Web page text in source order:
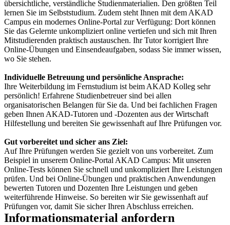
übersichtliche, verständliche Studienmaterialien. Den größten Teil
lernen Sie im Selbststudium. Zudem steht Ihnen mit dem AKAD
Campus ein modernes Online-Portal zur Verfügung: Dort können
Sie das Gelernte unkompliziert online vertiefen und sich mit Ihren
Mitstudierenden praktisch austauschen. Ihr Tutor korrigiert Ihre
Online-Übungen und Einsendeaufgaben, sodass Sie immer wissen,
wo Sie stehen.
Individuelle Betreuung und persönliche Ansprache:
Ihre Weiterbildung im Fernstudium ist beim AKAD Kolleg sehr
persönlich! Erfahrene Studienbetreuer sind bei allen
organisatorischen Belangen für Sie da. Und bei fachlichen Fragen
geben Ihnen AKAD-Tutoren und -Dozenten aus der Wirtschaft
Hilfestellung und bereiten Sie gewissenhaft auf Ihre Prüfungen vor.
Gut vorbereitet und sicher ans Ziel:
Auf Ihre Prüfungen werden Sie gezielt von uns vorbereitet. Zum
Beispiel in unserem Online-Portal AKAD Campus: Mit unseren
Online-Tests können Sie schnell und unkompliziert Ihre Leistungen
prüfen. Und bei Online-Übungen und praktischen Anwendungen
bewerten Tutoren und Dozenten Ihre Leistungen und geben
weiterführende Hinweise. So bereiten wir Sie gewissenhaft auf
Prüfungen vor, damit Sie sicher Ihren Abschluss erreichen.
Informationsmaterial anfordern